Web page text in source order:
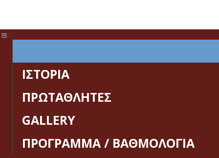
ΙΣΤΟΡΙΑ
ΠΡΩΤΑΘΛΗΤΕΣ
GALLERY
ΠΡΟΓΡΑΜΜΑ / ΒΑΘΜΟΛΟΓΙΑ